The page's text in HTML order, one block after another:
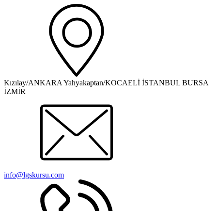
Kızılay/ANKARA Yahyakaptan/KOCAELİ İSTANBUL BURSA
İZMİR
info@lgskursu.com